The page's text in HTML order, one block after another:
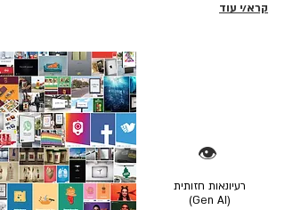
קרא/י עוד
👁️
רעיונאות חזותית
(Gen AI)